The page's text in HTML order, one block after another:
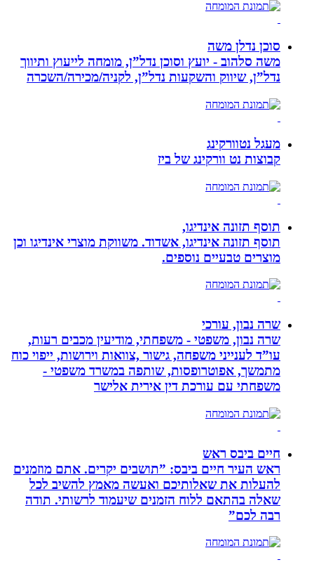
סוכן נדלן משה
משה סלהוב - יועץ וסוכן נדל”ן, מומחה לייעוץ ותיווך
נדל”ן, שיווק והשקעות נדל”ן, לקניה/מכירה/השכרה
מעגל נטוורקינג
קבוצות נט וורקינג של ביז
תוסף תזונה אינדיגו,
תוסף תזונה אינדיגו, אשדוד. משווקת מוצרי אינדיגו וכן
מוצרים טבעיים נוספים.
שרה נבון, עורכי
שרה נבון, משפטי - משפחתי, מודיעין מכבים רעות,
עו”ד לענייני משפחה, גישור ,צוואות וירושות, ייפוי כוח
מתמשך, אפוטרופסות, שותפה במשרד משפטי -
משפחתי עם עורכת דין אירית אלישר
חיים ביבס ראש
ראש העיר חיים ביבס: ”תושבים יקרים. אתם מוזמנים
להעלות את שאלותיכם ואעשה מאמץ להשיב לכל
שאלה בהתאם ללוח הזמנים שיעמוד לרשותי. תודה
רבה לכם”